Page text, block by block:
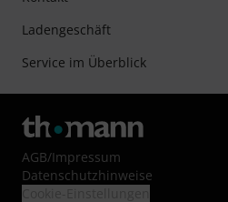
Ladengeschäft
Service im Überblick
AGB/Impressum
Datenschutzhinweise